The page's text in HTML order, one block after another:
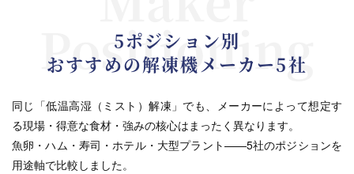
Positioning
5ポジション別
おすすめの解凍機メーカー5社
同じ「低温高湿（ミスト）解凍」でも、メーカーによって想定す
る現場・得意な食材・強みの核心はまったく異なります。
魚卵・ハム・寿司・ホテル・大型プラント——5社のポジションを
用途軸で比較しました。